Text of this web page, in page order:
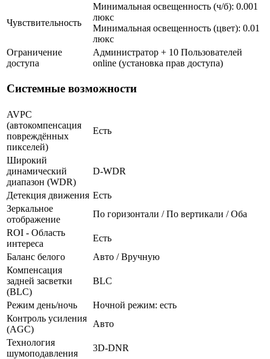
Чувствительность
Минимальная освещенность (ч/б): 0.001
люкс
Минимальная освещенность (цвет): 0.01
люкс
Ограничение
доступа
Администратор + 10 Пользователей
online (установка прав доступа)
Системные возможности
AVPC
(автокомпенсация
повреждённых
пикселей)
Есть
Широкий
динамический
диапазон (WDR)
D-WDR
Детекция движения Есть
Зеркальное
отображение
По горизонтали / По вертикали / Оба
ROI - Область
интереса
Есть
Баланс белого
Авто / Вручную
Компенсация
задней засветки
(BLC)
BLC
Режим день/ночь
Ночной режим: есть
Контроль усиления
(AGC)
Авто
Технология
шумоподавления
3D-DNR